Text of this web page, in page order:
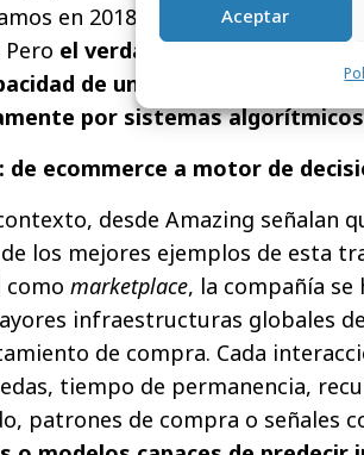
Aceptar
en 2018, obsesionados con
Pero el verdadero campo de
de una marca para ser
por sistemas algorítmicos
de ecommerce a motor de
desde Amazing señalan
los mejores ejemplos de esta
como marketplace, la compañía se
infraestructuras globales
de compra. Cada
tiempo de permanencia,
patrones de compra o señales